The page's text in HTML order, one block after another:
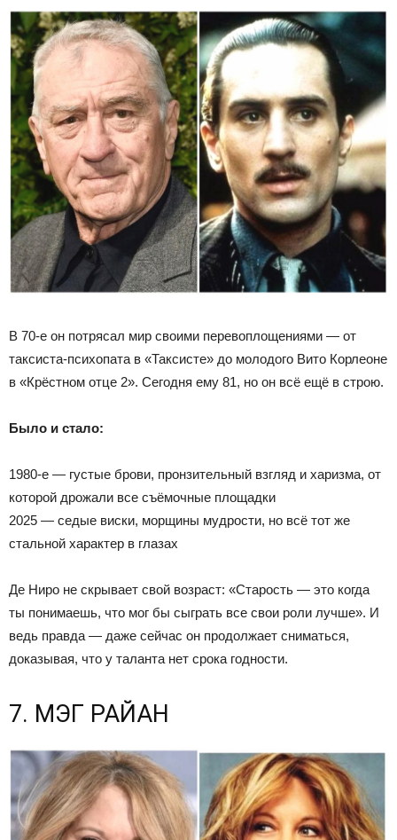
В 70-е он потрясал мир своими перевоплощениями — от
таксиста-психопата в «Таксисте» до молодого Вито Корлеоне
в «Крёстном отце 2». Сегодня ему 81, но он всё ещё в строю.
Было и стало:
1980-е — густые брови, пронзительный взгляд и харизма, от
которой дрожали все съёмочные площадки
2025 — седые виски, морщины мудрости, но всё тот же
стальной характер в глазах
Де Ниро не скрывает свой возраст: «Старость — это когда
ты понимаешь, что мог бы сыграть все свои роли лучше». И
ведь правда — даже сейчас он продолжает сниматься,
доказывая, что у таланта нет срока годности.
7. МЭГ РАЙАН